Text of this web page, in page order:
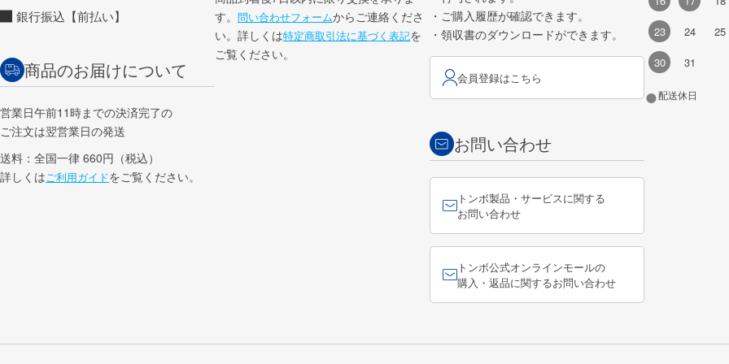
銀行振込【前払い】
商品のお届けについて
営業日午前11時までの決済完了の
ご注文は翌営業日の発送
送料：全国一律 660円（税込）
詳しくはご利用ガイドをご覧ください。
す。 問い合わせフォームからご連絡くださ
い。詳しくは特定商取引法に基づく表記を
ご覧ください。
・ご購入履歴が確認できます。
・領収書のダウンロードができます。
会員登録はこちら
お問い合わせ
トンボ製品・サービスに関する
お問い合わせ
トンボ公式オンラインモールの
購入・返品に関するお問い合わせ
23
24 25
30
31
●配送休日